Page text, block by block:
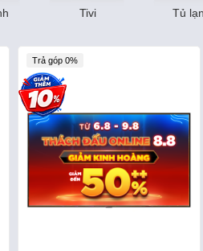
Tivi Tủ
Trả góp 0%